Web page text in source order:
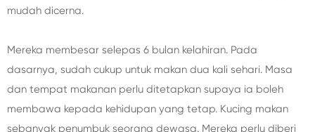
mudah dicerna.
Mereka membesar selepas 6 bulan kelahiran. Pada
dasarnya, sudah cukup untuk makan dua kali sehari. Masa
dan tempat makanan perlu ditetapkan supaya ia boleh
membawa kepada kehidupan yang tetap. Kucing makan
sebanyak penumbuk seorang dewasa. Mereka perlu diberi